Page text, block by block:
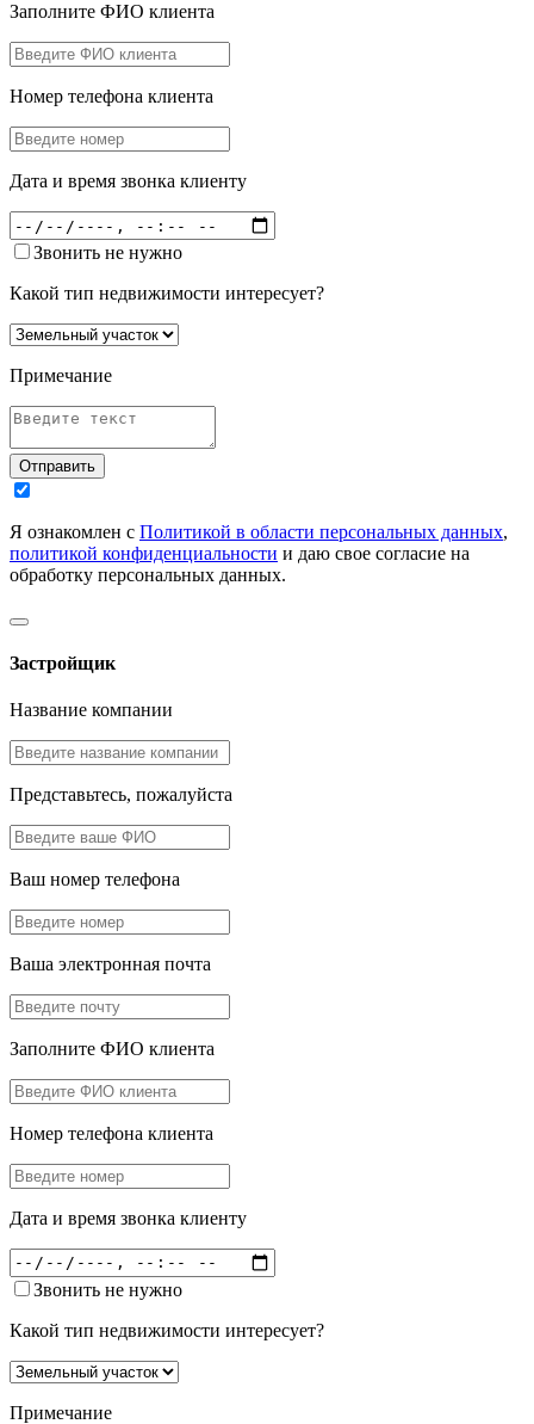
Заполните ФИО клиента
Номер телефона клиента
Дата и время звонка клиенту
Звонить не нужно
Какой тип недвижимости интересует?
Примечание
Отправить
Я ознакомлен с Политикой в области персональных данных,
политикой конфиденциальности и даю свое согласие на
обработку персональных данных.
Застройщик
Название компании
Представьтесь, пожалуйста
Ваш номер телефона
Ваша электронная почта
Заполните ФИО клиента
Номер телефона клиента
Дата и время звонка клиенту
Звонить не нужно
Какой тип недвижимости интересует?
Примечание